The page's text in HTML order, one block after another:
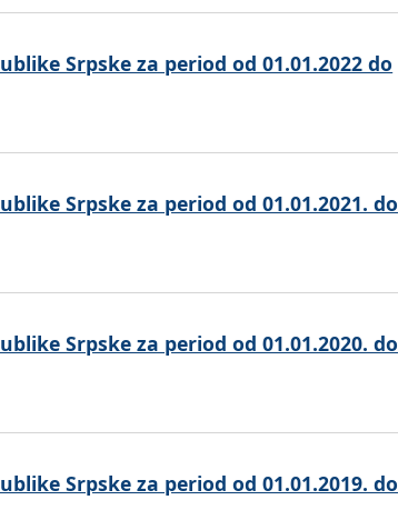
Srpske za period od 01.01.2022 do
Srpske za period od 01.01.2021. do
Srpske za period od 01.01.2020. do
Srpske za period od 01.01.2019. do